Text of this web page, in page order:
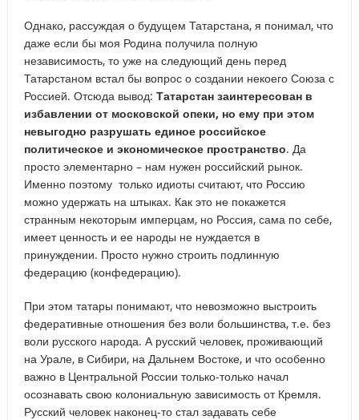
Однако, рассуждая о будущем Татарстана, я понимал, что
даже если бы моя Родина получила полную
независимость, то уже на следующий день перед
Татарстаном встал бы вопрос о создании некоего Союза с
Россией. Отсюда вывод: Татарстан заинтересован в
избавлении от московской опеки, но ему при этом
невыгодно разрушать единое российское
политическое и экономическое пространство. Да
просто элементарно – нам нужен российский рынок.
Именно поэтому только идиоты считают, что Россию
можно удержать на штыках. Как это не покажется
странным некоторым имперцам, но Россия, сама по себе,
имеет ценность и ее народы не нуждается в
принуждении. Просто нужно строить подлинную
федерацию (конфедерацию).
При этом татары понимают, что невозможно выстроить
федеративные отношения без воли большинства, т.е. без
воли русского народа. А русский человек, проживающий
на Урале, в Сибири, на Дальнем Востоке, и что особенно
важно в Центральной России только-только начал
осознавать свою колониальную зависимость от Кремля.
Русский человек наконец-то стал задавать себе